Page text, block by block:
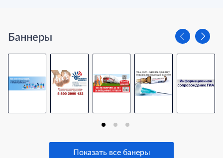
Баннеры
Показать все банеры